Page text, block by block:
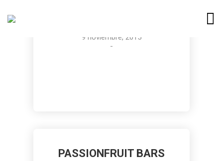
9 noviembre, 2015
-
PASSIONFRUIT BARS